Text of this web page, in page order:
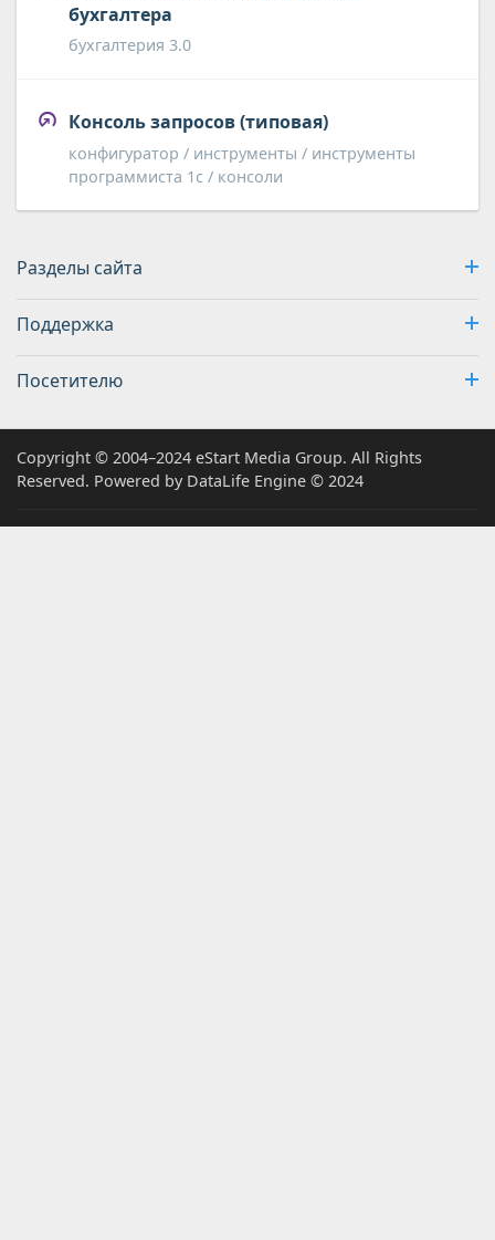
бухгалтера
бухгалтерия 3.0
Консоль запросов (типовая)
конфигуратор / инструменты / инструменты
программиста 1с / консоли
Разделы сайта
Поддержка
Посетителю
Copyright © 2004–2024 eStart Media Group. All Rights
Reserved. Powered by DataLife Engine © 2024